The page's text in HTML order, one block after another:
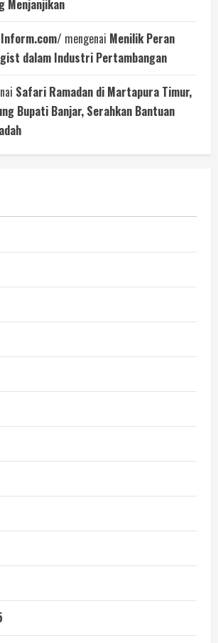
Menjanjikan
mengenai Menilik Peran
dalam Industri Pertambangan
Safari Ramadan di Martapura Timur,
Bupati Banjar, Serahkan Bantuan